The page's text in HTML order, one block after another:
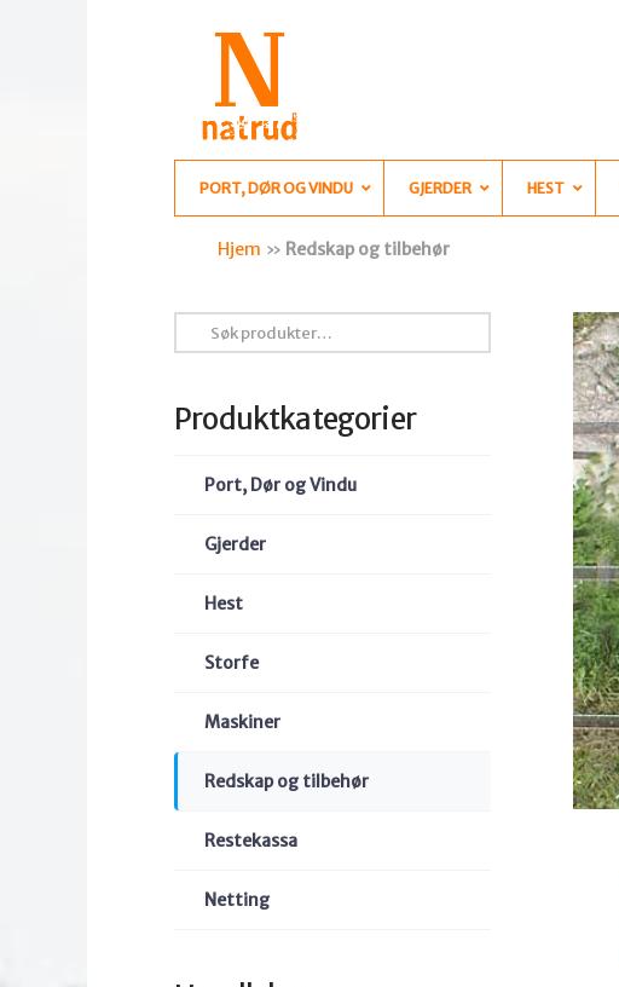
PORT, DØR OG VINDU GJERDER HEST
Hjem » Redskap og tilbehør
etter:
Produktkategorier
Port, Dør og Vindu
Gjerder
Hest
Storfe
Maskiner
Redskap og tilbehør
Restekassa
Netting